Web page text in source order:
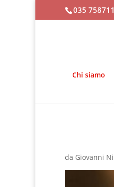
035 758711
Chi siamo
da Giovanni